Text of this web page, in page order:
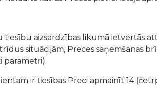
aizsardzības likumā ietvertās
situācijām, Preces saņemšanas
parametri).
ir tiesības Preci apmainīt 14